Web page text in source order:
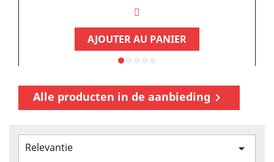
AJOUTER AU PANIER
Alle producten in de aanbieding 
Relevantie 